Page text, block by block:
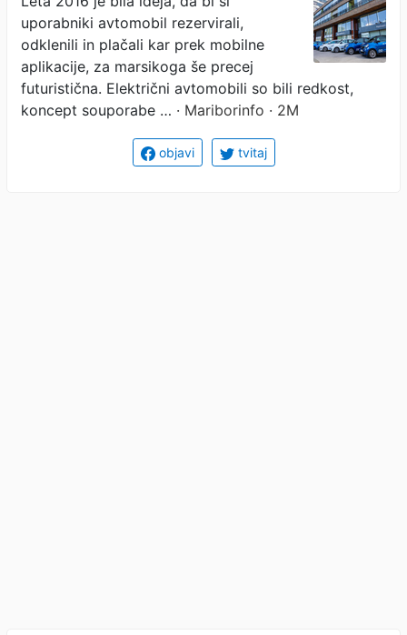
uporabniki avtomobil rezervirali,
odklenili in plačali kar prek mobilne
aplikacije, za marsikoga še precej
futuristična. Električni avtomobili so bili redkost,
koncept souporabe … · Mariborinfo · 2M
objavi tvitaj